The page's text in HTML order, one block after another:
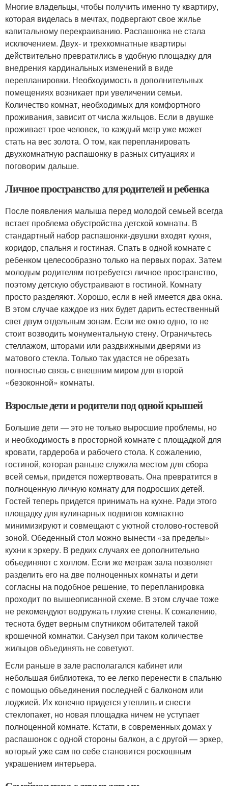
Многие владельцы, чтобы получить именно ту квартиру,
которая виделась в мечтах, подвергают свое жилье
капитальному перекраиванию. Распашонка не стала
исключением. Двух- и трехкомнатные квартиры
действительно превратились в удобную площадку для
внедрения кардинальных изменений в виде
перепланировки. Необходимость в дополнительных
помещениях возникает при увеличении семьи.
Количество комнат, необходимых для комфортного
проживания, зависит от числа жильцов. Если в двушке
проживает трое человек, то каждый метр уже может
стать на вес золота. О том, как перепланировать
двухкомнатную распашонку в разных ситуациях и
поговорим дальше.
Личное пространство для родителей и ребенка
После появления малыша перед молодой семьей всегда
встает проблема обустройства детской комнаты. В
стандартный набор распашонки-двушки входят кухня,
коридор, спальня и гостиная. Спать в одной комнате с
ребенком целесообразно только на первых порах. Затем
молодым родителям потребуется личное пространство,
поэтому детскую обустраивают в гостиной. Комнату
просто разделяют. Хорошо, если в ней имеется два окна.
В этом случае каждое из них будет дарить естественный
свет двум отдельным зонам. Если же окно одно, то не
стоит возводить монументальную стену. Ограничьтесь
стеллажом, шторами или раздвижными дверями из
матового стекла. Только так удастся не обрезать
полностью связь с внешним миром для второй
«безоконной» комнаты.
Взрослые дети и родители под одной крышей
Большие дети — это не только выросшие проблемы, но
и необходимость в просторной комнате с площадкой для
кровати, гардероба и рабочего стола. К сожалению,
гостиной, которая раньше служила местом для сбора
всей семьи, придется пожертвовать. Она превратится в
полноценную личную комнату для подросших детей.
Гостей теперь придется принимать на кухне. Ради этого
площадку для кулинарных подвигов компактно
минимизируют и совмещают с уютной столово-гостевой
зоной. Обеденный стол можно вынести «за пределы»
кухни к эркеру. В редких случаях ее дополнительно
объединяют с холлом. Если же метраж зала позволяет
разделить его на две полноценных комнаты и дети
согласны на подобное решение, то перепланировка
проходит по вышеописанной схеме. В этом случае тоже
не рекомендуют водружать глухие стены. К сожалению,
теснота будет верным спутником обитателей такой
крошечной комнатки. Санузел при таком количестве
жильцов объединять не советуют.
Если раньше в зале располагался кабинет или
небольшая библиотека, то ее легко перенести в спальню
с помощью объединения последней с балконом или
лоджией. Их конечно придется утеплить и снести
стеклопакет, но новая площадка ничем не уступает
полноценной комнате. Кстати, в современных домах у
распашонок с одной стороны балкон, а с другой — эркер,
который уже сам по себе становится роскошным
украшением интерьера.